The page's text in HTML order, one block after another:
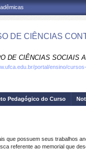
DE CIÊNCIAS
DE CIÊNCIAS SOCIAIS
portal/ensino/
Pedagógico do Curso
que possuem seus trabalhos
referente ao memorial que